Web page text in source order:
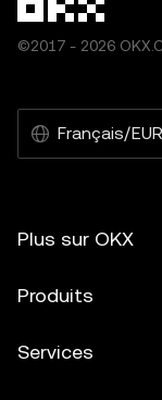
©2017 - 2026
Français/EUR
Plus sur OKX
Produits
Services